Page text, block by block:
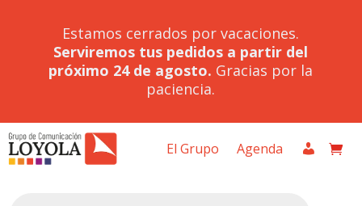
Estamos cerrados por vacaciones.
Serviremos tus pedidos a partir del
próximo 24 de agosto. Gracias por la
paciencia.
El Grupo Agenda